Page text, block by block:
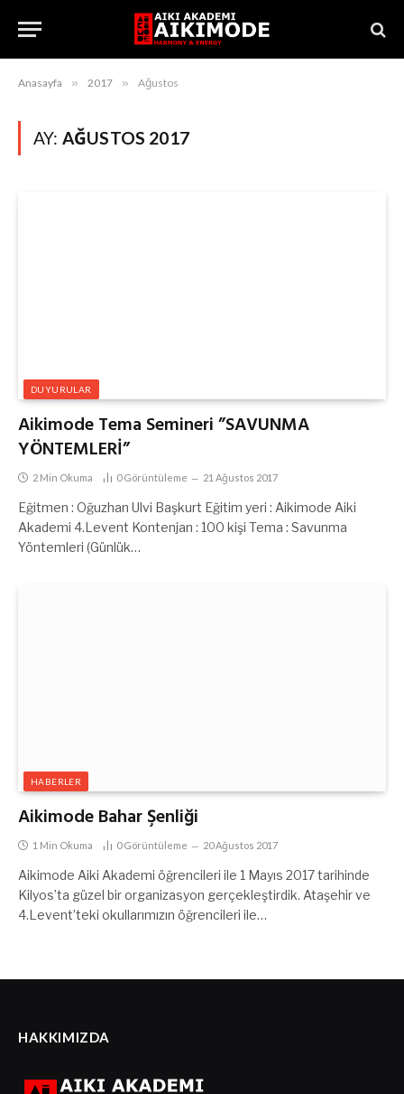
Anasayfa » 2017 » Ağustos
AY: AĞUSTOS 2017
DUYURULAR
Aikimode Tema Semineri ”SAVUNMA
YÖNTEMLERİ”
2 Min Okuma 0Görüntüleme 21 Ağustos 2017
Eğitmen : Oğuzhan Ulvi Başkurt Eğitim yeri : Aikimode Aiki
Akademi 4.Levent Kontenjan : 100 kişi Tema : Savunma
Yöntemleri (Günlük…
HABERLER
Aikimode Bahar Şenliği
1 Min Okuma 0Görüntüleme 20 Ağustos 2017
Aikimode Aiki Akademi öğrencileri ile 1 Mayıs 2017 tarihinde
Kilyos’ta güzel bir organizasyon gerçekleştirdik. Ataşehir ve
4.Levent’teki okullarımızın öğrencileri ile…
HAKKIMIZDA